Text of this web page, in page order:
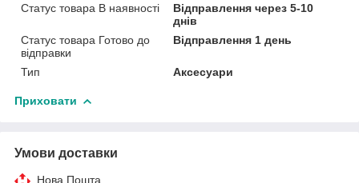
Статус товара В наявності
Відправлення через 5-10
днів
Статус товара Готово до
відправки
Відправлення 1 день
Тип Аксесуари
Приховати
Умови доставки
Нова Пошта